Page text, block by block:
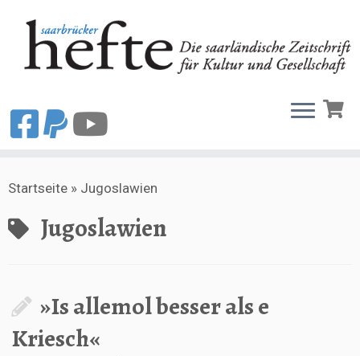
Inhalt
Startseite » Jugoslawien
Jugoslawien
»Is allemol besser als e
Kriesch«